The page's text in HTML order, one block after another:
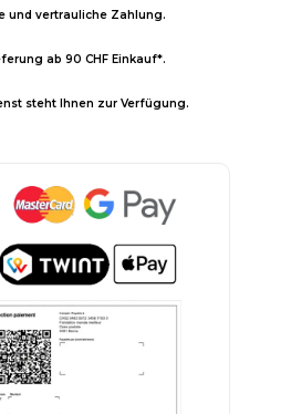
und vertrauliche Zahlung.
ab 90 CHF Einkauf*.
steht Ihnen zur Verfügung.